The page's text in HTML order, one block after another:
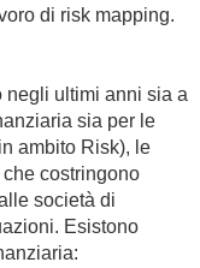
di risk mapping.
negli ultimi anni sia a
sia per le
ambito Risk), le
costringono
società di
Esistono